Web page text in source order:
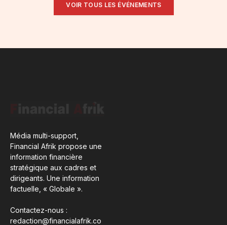
VOIR TOUS LES ÉVÉNEMENTS
Média multi-support,
Financial Afrik propose une
information financière
stratégique aux cadres et
dirigeants. Une information
factuelle, « Globale ».
Contactez-nous :
redaction@financialafrik.co